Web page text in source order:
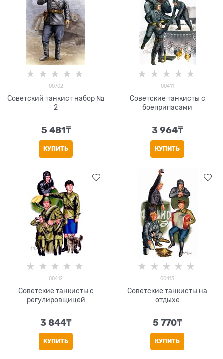
00702
Советский танкист набор №
2
5 481₸
КУПИТЬ
00411
Советские танкисты с
боеприпасами
3 964₸
КУПИТЬ
00412
Советские танкисты с
регулировщицей
3 844₸
КУПИТЬ
00413
Советские танкисты на
отдыхе
5 770₸
КУПИТЬ